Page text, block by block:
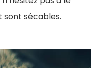
sécables.